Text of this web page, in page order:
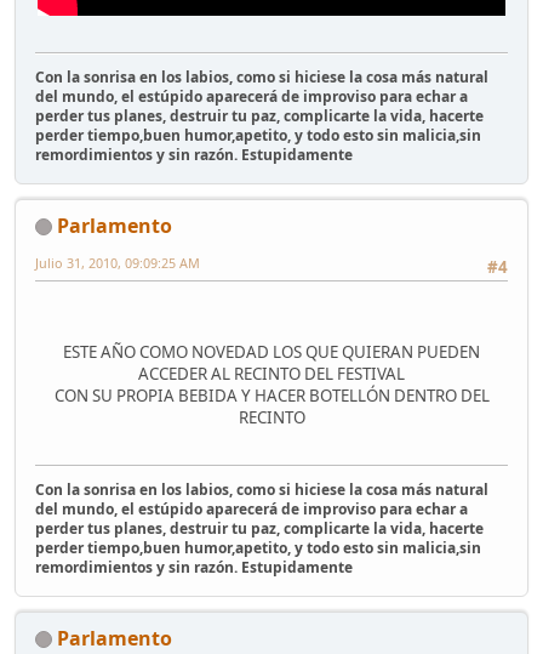
Con la sonrisa en los labios, como si hiciese la cosa más natural
del mundo, el estúpido aparecerá de improviso para echar a
perder tus planes, destruir tu paz, complicarte la vida, hacerte
perder tiempo,buen humor,apetito, y todo esto sin malicia,sin
remordimientos y sin razón. Estupidamente
Parlamento
#4
Julio 31, 2010, 09:09:25 AM
ESTE AÑO COMO NOVEDAD LOS QUE QUIERAN PUEDEN
ACCEDER AL RECINTO DEL FESTIVAL
CON SU PROPIA BEBIDA Y HACER BOTELLÓN DENTRO DEL
RECINTO
Con la sonrisa en los labios, como si hiciese la cosa más natural
del mundo, el estúpido aparecerá de improviso para echar a
perder tus planes, destruir tu paz, complicarte la vida, hacerte
perder tiempo,buen humor,apetito, y todo esto sin malicia,sin
remordimientos y sin razón. Estupidamente
Parlamento